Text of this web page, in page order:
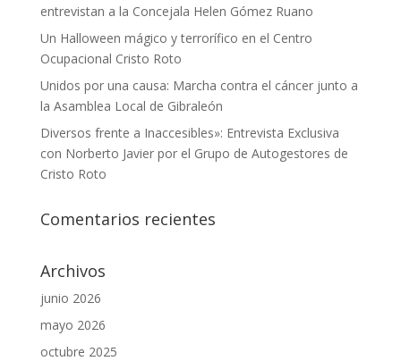
entrevistan a la Concejala Helen Gómez Ruano
Un Halloween mágico y terrorífico en el Centro
Ocupacional Cristo Roto
Unidos por una causa: Marcha contra el cáncer junto a
la Asamblea Local de Gibraleón
Diversos frente a Inaccesibles»: Entrevista Exclusiva
con Norberto Javier por el Grupo de Autogestores de
Cristo Roto
Comentarios recientes
Archivos
junio 2026
mayo 2026
octubre 2025